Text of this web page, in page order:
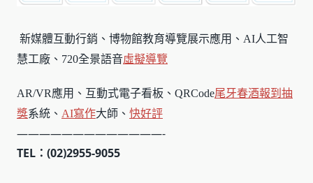
新媒體互動行銷、博物館教育導覽展示應用、AI人工智
慧工廠、720全景語音虛擬導覽
AR/VR應用、互動式電子看板、QRCode尾牙春酒報到 抽
獎系統、 AI寫作大師、 快好評
—————————————-
TEL：(02)2955-9055